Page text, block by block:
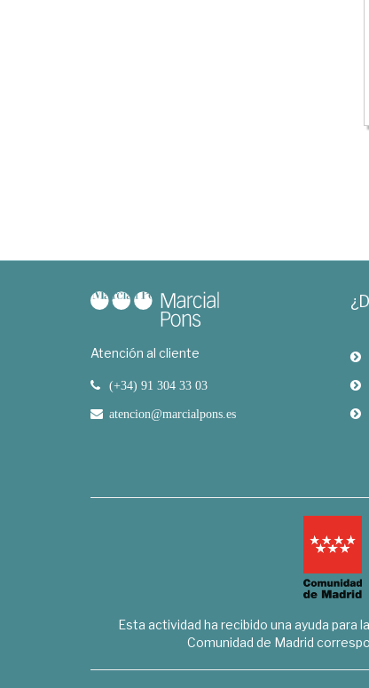
Atención al cliente
(+34) 91 304 33 03
atencion@marcialpons.es
Esta actividad ha recibido una ayuda para
Comunidad de Madrid